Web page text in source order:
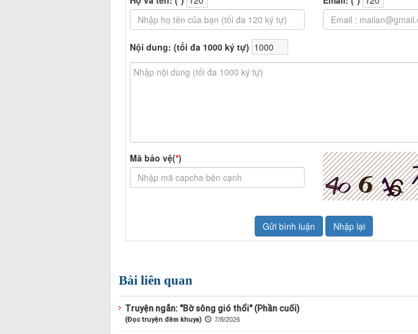
Bài liên quan
Truyện ngắn: "Bờ sông gió thổi" (Phần cuối)
(Đọc truyện đêm khuya) 7/8/2026